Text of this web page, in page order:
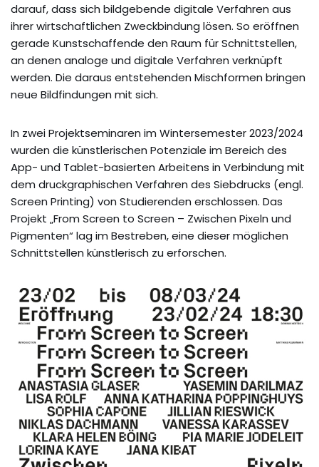
darauf, dass sich bildgebende digitale Verfahren aus
ihrer wirtschaftlichen Zweckbindung lösen. So eröffnen
gerade Kunstschaffende den Raum für Schnittstellen,
an denen analoge und digitale Verfahren verknüpft
werden. Die daraus entstehenden Mischformen bringen
neue Bildfindungen mit sich.
In zwei Projektseminaren im Wintersemester 2023/2024
wurden die künstlerischen Potenziale im Bereich des
App- und Tablet-basierten Arbeitens in Verbindung mit
dem druckgraphischen Verfahren des Siebdrucks (engl.
Screen Printing) von Studierenden erschlossen. Das
Projekt „From Screen to Screen – Zwischen Pixeln und
Pigmenten“ lag im Bestreben, eine dieser möglichen
Schnittstellen künstlerisch zu erforschen.